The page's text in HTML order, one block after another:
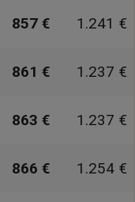
857 € 1.241 €
861 € 1.237 €
863 € 1.237 €
866 € 1.254 €